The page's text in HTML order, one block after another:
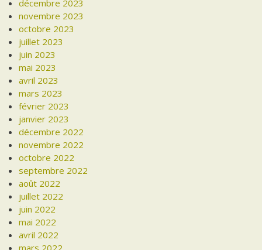
décembre 2023
novembre 2023
octobre 2023
juillet 2023
juin 2023
mai 2023
avril 2023
mars 2023
février 2023
janvier 2023
décembre 2022
novembre 2022
octobre 2022
septembre 2022
août 2022
juillet 2022
juin 2022
mai 2022
avril 2022
mars 2022